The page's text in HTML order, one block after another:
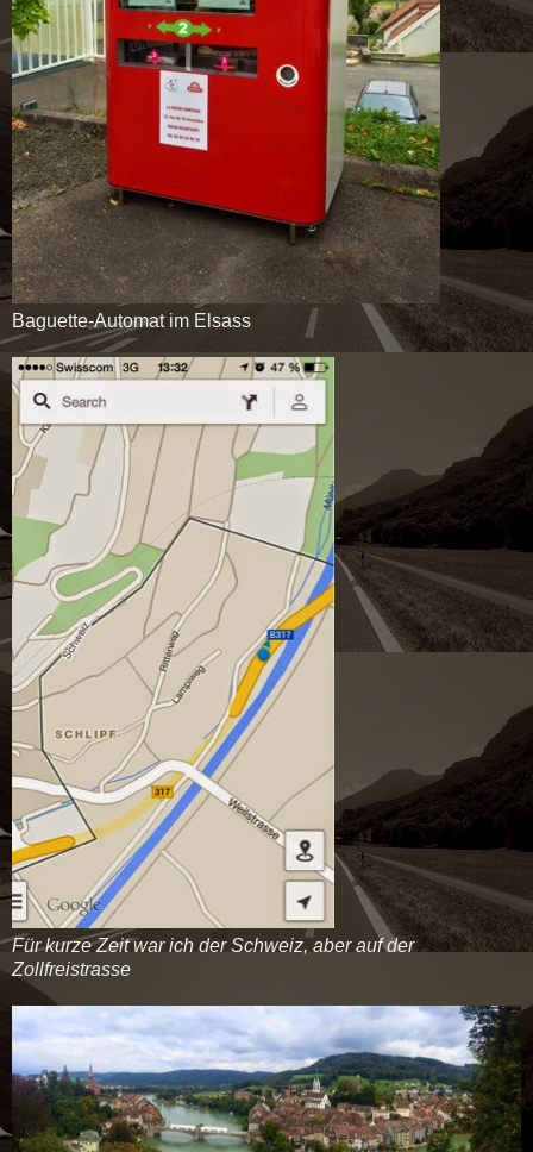
Baguette-Automat im Elsass
Für kurze Zeit war ich der Schweiz, aber auf der
Zollfreistrasse